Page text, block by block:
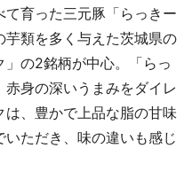
育った三元豚「らっきー
芋類を多く与えた茨城県の
の2銘柄が中心。「らっ
身の深いうまみをダイレ
は、豊かで上品な脂の甘味
ただき、味の違いも感じ